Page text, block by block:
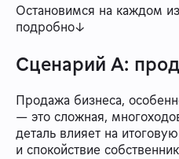
Остановимся на каждом
подробно↓
Сценарий А:
Продажа бизнеса,
— это сложная,
деталь влияет на
и спокойствие